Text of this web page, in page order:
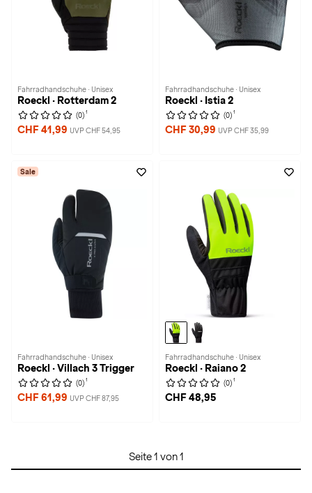
Fahrradhandschuhe · Unisex
Roeckl · Rotterdam 2
(0) 1
CHF 41,99 UVP CHF 54,95
Fahrradhandschuhe · Unisex
Roeckl · Istia 2
(0) 1
CHF 30,99 UVP CHF 35,99
Sale
Fahrradhandschuhe · Unisex
Roeckl · Villach 3 Trigger
(0) 1
CHF 61,99 UVP CHF 87,95
Fahrradhandschuhe · Unisex
Roeckl · Raiano 2
(0) 1
CHF 48,95
Seite 1 von 1